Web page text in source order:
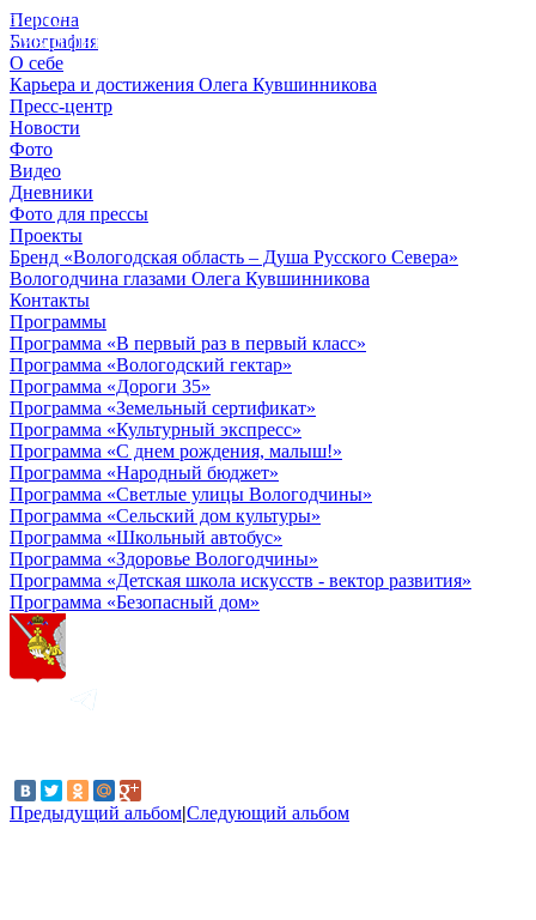
Персона
Биография
О себе
Карьера и достижения Олега Кувшинникова
Пресс-центр
Новости
Фото
Видео
Дневники
Фото для прессы
Проекты
Бренд «Вологодская область – Душа Русского Севера»
Вологодчина глазами Олега Кувшинникова
Контакты
Программы
Программа «В первый раз в первый класс»
Программа «Вологодский гектар»
Программа «Дороги 35»
Программа «Земельный сертификат»
Программа «Культурный экспресс»
Программа «С днем рождения, малыш!»
Программа «Народный бюджет»
Программа «Светлые улицы Вологодчины»
Программа «Сельский дом культуры»
Программа «Школьный автобус»
Программа «Здоровье Вологодчины»
Программа «Детская школа искусств - вектор развития»
Программа «Безопасный дом»
Предыдущий альбом|Следующий альбом
© 2012 - 2023,
КУВШИННИКОВ О.А.